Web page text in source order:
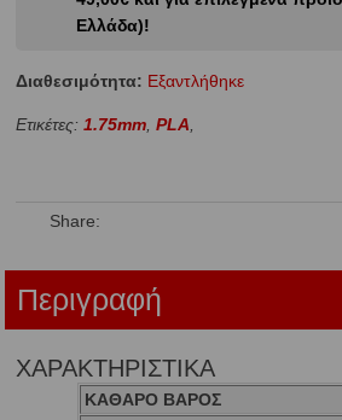
Ελλάδα)!
Διαθεσιμότητα: Eξαντλήθηκε
Ετικέτες:1.75mm,PLA,
Share:
Περιγραφή
ΧΑΡΑΚΤΗΡΙΣΤΙΚΑ
ΚΑΘΑΡΟ ΒΑΡΟΣ